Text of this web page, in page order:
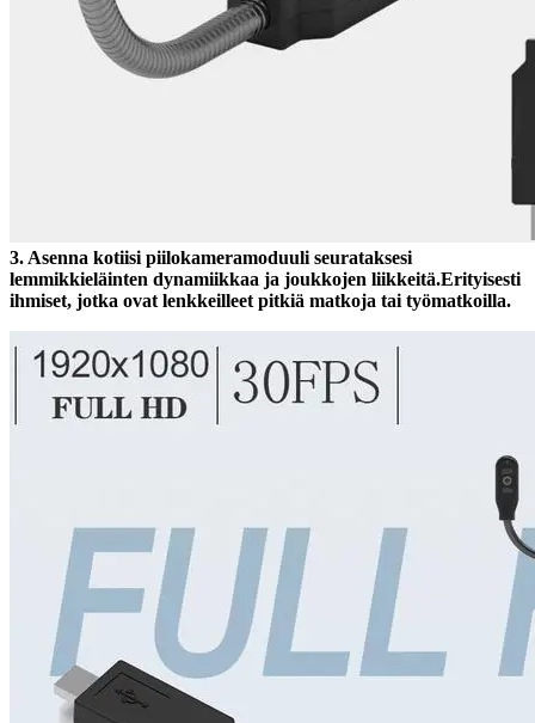
3. Asenna kotiisi piilokameramoduuli seurataksesi
lemmikkieläinten dynamiikkaa ja joukkojen liikkeitä.Erityisesti
ihmiset, jotka ovat lenkkeilleet pitkiä matkoja tai työmatkoilla.